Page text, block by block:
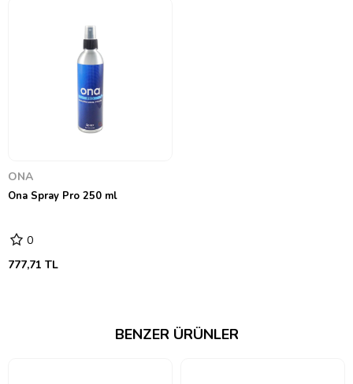
ONA
Ona Spray Pro 250 ml
0
777,71 TL
BENZER ÜRÜNLER